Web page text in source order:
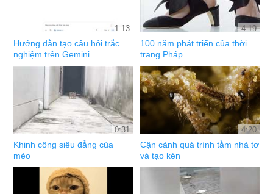
1:13
Hướng dẫn tạo câu hỏi trắc
nghiệm trên Gemini
4:19
100 năm phát triển của thời
trang Pháp
0:31
Khinh công siêu đẳng của
mèo
4:20
Cận cảnh quá trình tằm nhả tơ
và tạo kén